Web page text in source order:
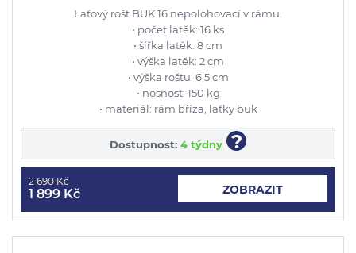
Laťový rošt BUK 16 nepolohovací v rámu.
• počet latěk: 16 ks
• šířka latěk: 8 cm
• výška latěk: 2 cm
• výška roštu: 6,5 cm
• nosnost: 150 kg
• materiál: rám bříza, laťky buk
Dostupnost: 4 týdny ?
2 690 Kč
1 899 Kč ZOBRAZIT